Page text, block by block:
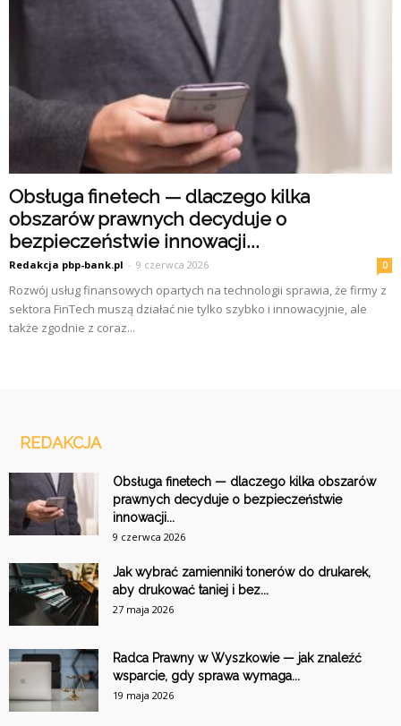
Obsługa finetech — dlaczego kilka
obszarów prawnych decyduje o
bezpieczeństwie innowacji...
Redakcja pbp-bank.pl - 9 czerwca 2026 0
Rozwój usług finansowych opartych na technologii sprawia, że firmy z
sektora FinTech muszą działać nie tylko szybko i innowacyjnie, ale
także zgodnie z coraz...
REDAKCJA
Obsługa finetech — dlaczego kilka obszarów
prawnych decyduje o bezpieczeństwie
innowacji...
9 czerwca 2026
Jak wybrać zamienniki tonerów do drukarek,
aby drukować taniej i bez...
27 maja 2026
Radca Prawny w Wyszkowie — jak znaleźć
wsparcie, gdy sprawa wymaga...
19 maja 2026